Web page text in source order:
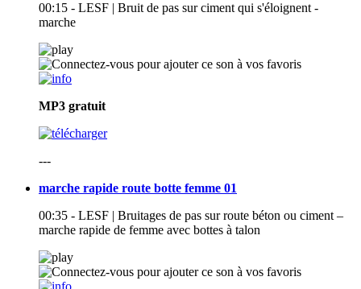
00:15 - LESF | Bruit de pas sur ciment qui s'éloignent -
marche
MP3 gratuit
---
marche rapide route botte femme 01
00:35 - LESF | Bruitages de pas sur route béton ou ciment –
marche rapide de femme avec bottes à talon